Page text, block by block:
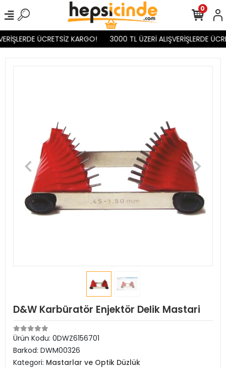
ÜCRETSİZ KARGO! 3000 TL ÜZERİ ALIŞVERİŞLERDE
0
D&W Karbüratör Enjektör Delik Mastari
Ürün Kodu: 0DWZ6156701
Barkod: DWM00326
Kategori: Mastarlar ve Optik Düzlük